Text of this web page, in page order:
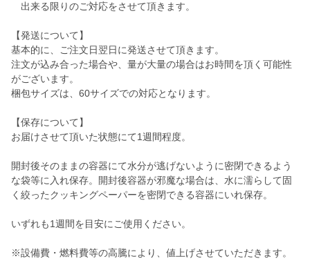
出来る限りのご対応をさせて頂きます。
【発送について】
基本的に、ご注文日翌日に発送させて頂きます。
注文が込み合った場合や、量が大量の場合はお時間を頂く可能性
がございます。
梱包サイズは、60サイズでの対応となります。
【保存について】
お届けさせて頂いた状態にて1週間程度。
開封後そのままの容器にて水分が逃げないように密閉できるよう
な袋等に入れ保存。開封後容器が邪魔な場合は、水に濡らして固
く絞ったクッキングペーパーを密閉できる容器にいれ保存。
いずれも1週間を目安にご使用ください。
※設備費・燃料費等の高騰により、値上げさせていただきます。